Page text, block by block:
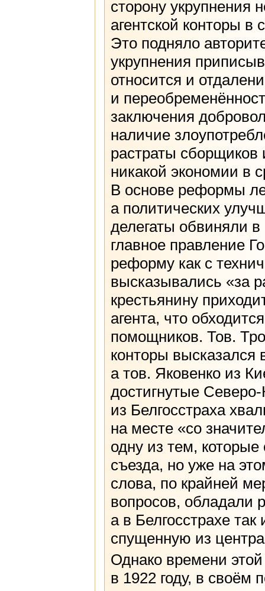
сторону укрупнения
агентской конторы
Это подняло
укрупнения
относится и
и
заключения
наличие
растраты сборщиков
никакой экономии в
В основе реформы
а политических
делегаты обвиняли в
главное правление
реформу как с
высказывались «за
крестьянину
агента, что
помощников. Тов.
конторы высказался
а тов. Яковенко из
достигнутые
из Белгосстраха
на месте «со
одну из тем,
съезда, но уже на
слова, по крайней
вопросов, обладали
а в Белгосстрахе
спущенную из
Однако времени
в 1922 году, в своём